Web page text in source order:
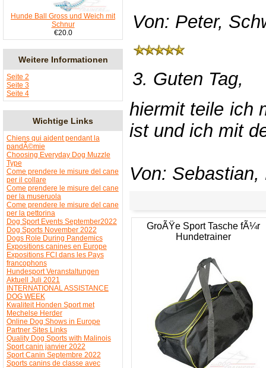
Hunde Ball Gross und Weich mit
Schnur
€20.0
Weitere Informationen
Seite 2
Seite 3
Seite 4
Wichtige Links
Chiens qui aident pendant la
pandÃ©mie
Choosing Everyday Dog Muzzle
Type
Come prendere le misure del cane
per il collare
Come prendere le misure del cane
per la museruola
Come prendere le misure del cane
per la pettorina
Dog Sport Events September2022
Dog Sports November 2022
Dogs Role During Pandemics
Expositions canines en Europe
Expositions FCI dans les Pays
francophons
Hundesport Veranstaltungen
Aktuell Juli 2021
INTERNATIONAL ASSISTANCE
DOG WEEK
Kwaliteit Honden Sport met
Mechelse Herder
Online Dog Shows in Europe
Partner Sites Links
Quality Dog Sports with Malinois
Sport canin janvier 2022
Sport Canin Septembre 2022
Sports canins de classe avec
Von: Peter,
3. Guten Tag,
hiermit teile ich
ist und ich mit
Von:
GroÃŸe Sport Tasche fÃ¼r
Hundetrainer